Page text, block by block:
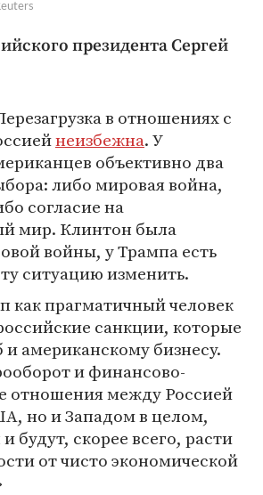
президента Сергей
в отношениях с
неизбежна. У
объективно два
либо мировая война,
согласие на
мир. Клинтон была
войны, у Трампа есть
ситуацию изменить.
как прагматичный человек
санкции, которые
американскому бизнесу.
и финансово-
отношения между Россией
но и Западом в целом,
будут, скорее всего, расти
от чисто экономической